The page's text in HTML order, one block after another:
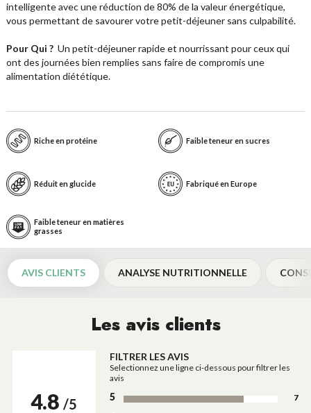
intelligente avec une réduction de 80% de la valeur énergétique,
vous permettant de savourer votre petit-déjeuner sans culpabilité.
Pour Qui ? Un petit-déjeuner rapide et nourrissant pour ceux qui
ont des journées bien remplies sans faire de compromis une
alimentation diététique.
Riche en protéine Faible teneur en sucres
Réduit en glucide Fabriqué en Europe
Faible teneur en matières
grasses
AVIS CLIENTS ANALYSE NUTRITIONNELLE
Les avis clients
4.8 /5
FILTRER LES AVIS
Selectionnez une ligne ci-dessous pour filtrer les
avis
5 7